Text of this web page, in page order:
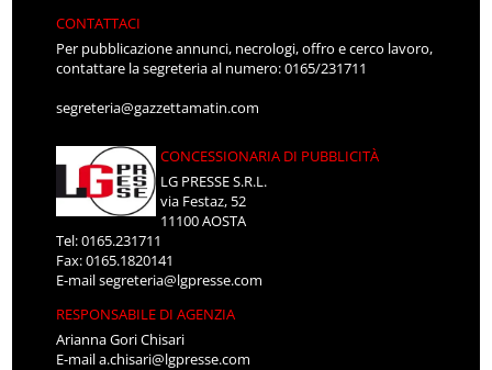
CONTATTACI
Per pubblicazione annunci, necrologi, offro e cerco lavoro,
contattare la segreteria al numero: 0165/231711
segreteria@gazzettamatin.com
CONCESSIONARIA DI PUBBLICITÀ
LG PRESSE S.R.L.
via Festaz, 52
11100 AOSTA
Tel: 0165.231711
Fax: 0165.1820141
E-mailsegreteria@lgpresse.com
RESPONSABILE DI AGENZIA
Arianna Gori Chisari
E-maila.chisari@lgpresse.com